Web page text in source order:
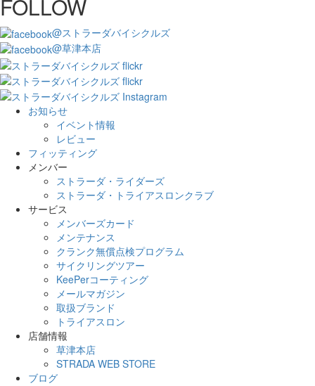
FOLLOW
@ストラーダバイシクルズ
@草津本店
お知らせ
イベント情報
レビュー
フィッティング
メンバー
ストラーダ・ライダーズ
ストラーダ・トライアスロンクラブ
サービス
メンバーズカード
メンテナンス
クランク無償点検プログラム
サイクリングツアー
KeePerコーティング
メールマガジン
取扱ブランド
トライアスロン
店舗情報
草津本店
STRADA WEB STORE
ブログ